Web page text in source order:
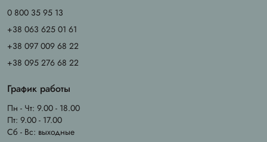
0 800 35 95 13
+38 063 625 01 61
+38 097 009 68 22
+38 095 276 68 22
График работы
Пн - Чт: 9.00 - 18.00
Пт: 9.00 - 17.00
Сб - Вс: выходные